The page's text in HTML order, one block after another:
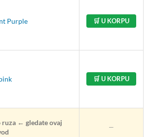
Purple 🛒 U KORPU
🛒 U KORPU
ruza ← gledate ovaj
—